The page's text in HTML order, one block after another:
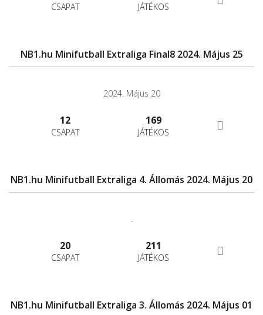
CSAPAT JÁTÉKOS
NB1.hu Minifutball Extraliga Final8 2024. Május 25
2024. Május 20
12
CSAPAT
169
JÁTÉKOS
NB1.hu Minifutball Extraliga 4. Állomás 2024. Május 20
.
20
CSAPAT
211
JÁTÉKOS
NB1.hu Minifutball Extraliga 3. Állomás 2024. Május 01